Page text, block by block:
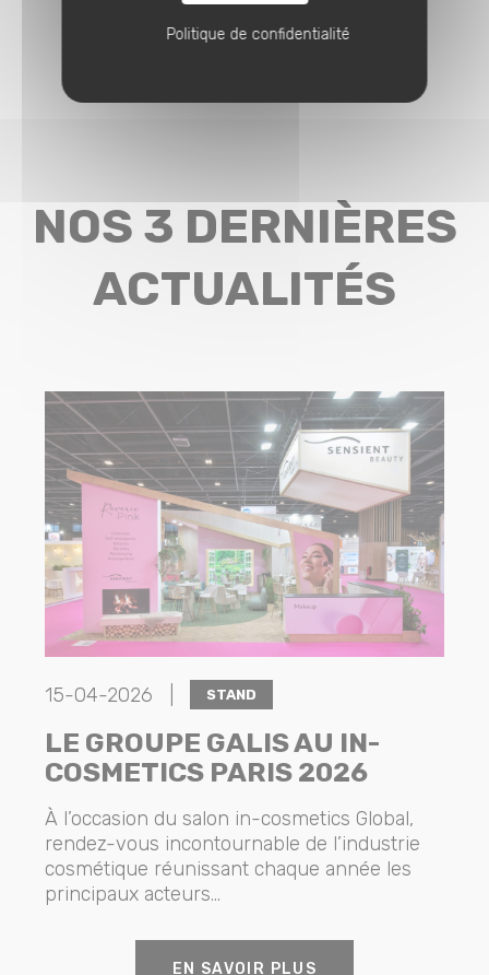
NOS 3 DERNIÈRES
ACTUALITÉS
15-04-2026 | STAND
LE GROUPE GALIS AU IN-
COSMETICS PARIS 2026
À l’occasion du salon in-cosmetics Global,
rendez-vous incontournable de l’industrie
cosmétique réunissant chaque année les
principaux acteurs...
EN SAVOIR PLUS
Politique de confidentialité